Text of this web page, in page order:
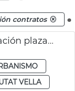
contratos .
JGL adjudicación reurbanización plaza Ajuntament
VELLA